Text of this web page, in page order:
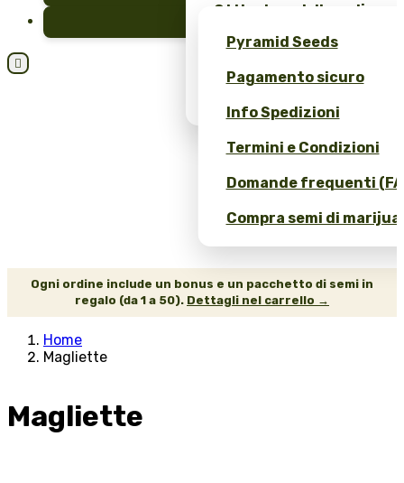
Ottieni semi di
Seeds!
Ottieni uno sconto del
Pyramid Seeds
Pagamento sicuro
Info Spedizioni
Termini e Condizioni
Domande frequenti
Compra semi di

Ogni ordine include un bonus e un pacchetto di semi in
regalo (da 1 a 50). Dettagli nel carrello →
Home
Magliette
Magliette